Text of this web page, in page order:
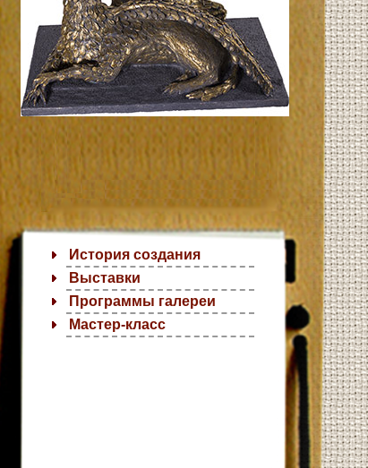
История создания
Выставки
Программы галереи
Мастер-класс